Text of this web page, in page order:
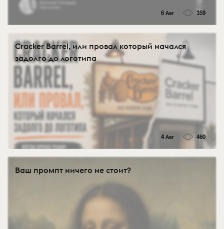
6 Авг 359
Cracker Barrel, или провал который начался
задолго до логотипа
4 Авг 460
Ваш промпт ничего не стоит?